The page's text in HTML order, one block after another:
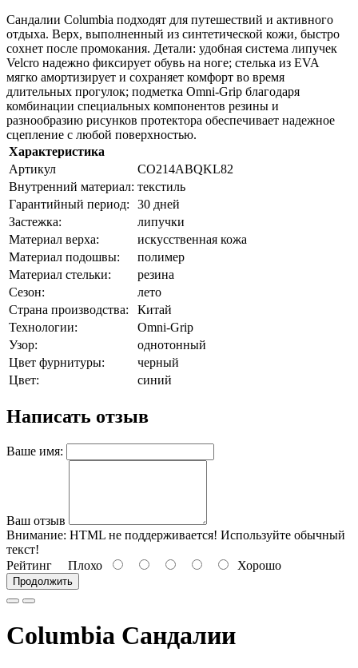
Сандалии Columbia подходят для путешествий и активного
отдыха. Верх, выполненный из синтетической кожи, быстро
сохнет после промокания. Детали: удобная система липучек
Velcro надежно фиксирует обувь на ноге; стелька из EVA
мягко амортизирует и сохраняет комфорт во время
длительных прогулок; подметка Omni-Grip благодаря
комбинации специальных компонентов резины и
разнообразию рисунков протектора обеспечивает надежное
сцепление с любой поверхностью.
Характеристика
Артикул
CO214ABQKL82
Внутренний материал: текстиль
Гарантийный период:
30 дней
Застежка:
липучки
Материал верха:
искусственная кожа
Материал подошвы:
полимер
Материал стельки:
резина
Сезон:
лето
Страна производства:
Китай
Технологии:
Omni-Grip
Узор:
однотонный
Цвет фурнитуры:
черный
Цвет:
синий
Написать отзыв
Ваше имя:
Ваш отзыв
Внимание: HTML не поддерживается! Используйте обычный
текст!
Рейтинг Плохо Хорошо
Продолжить
Columbia Сандалии